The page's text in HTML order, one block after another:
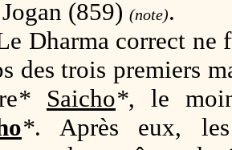
(859) (note).
Dharma correct ne
des trois premiers
* Saicho*, le
*. Après eux,